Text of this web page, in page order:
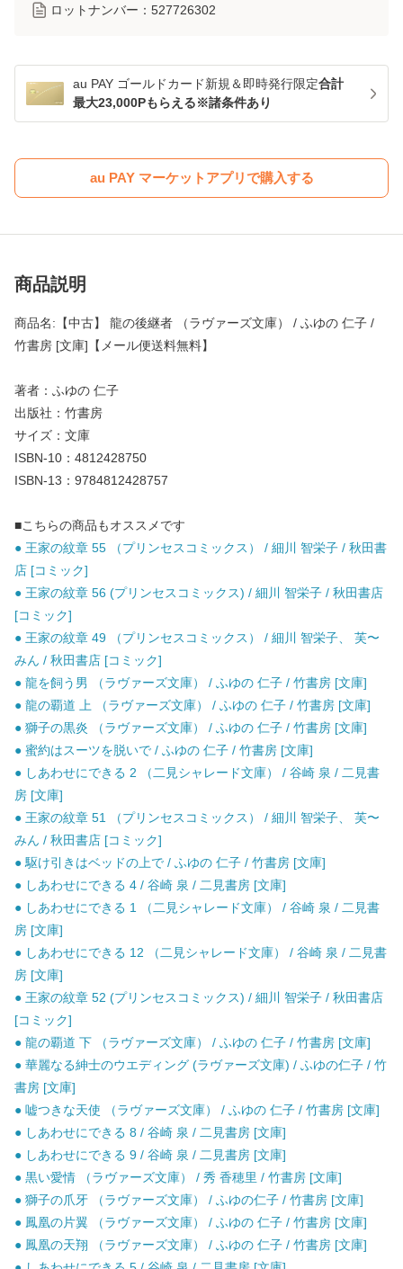
ロットナンバー： 527726302
au PAY ゴールドカード新規＆即時発行限定合計
最大23,000Pもらえる※諸条件あり
au PAY マーケットアプリで購入する
商品説明
商品名:【中古】 龍の後継者 （ラヴァーズ文庫） / ふゆの 仁子 /
竹書房 [文庫]【メール便送料無料】
著者：ふゆの 仁子
出版社：竹書房
サイズ：文庫
ISBN-10：4812428750
ISBN-13：9784812428757
■こちらの商品もオススメです
● 王家の紋章 55 （プリンセスコミックス） / 細川 智栄子 / 秋田書
店 [コミック]
● 王家の紋章 56 (プリンセスコミックス) / 細川 智栄子 / 秋田書店
[コミック]
● 王家の紋章 49 （プリンセスコミックス） / 細川 智栄子、 芙〜
みん / 秋田書店 [コミック]
● 龍を飼う男 （ラヴァーズ文庫） / ふゆの 仁子 / 竹書房 [文庫]
● 龍の覇道 上 （ラヴァーズ文庫） / ふゆの 仁子 / 竹書房 [文庫]
● 獅子の黒炎 （ラヴァーズ文庫） / ふゆの 仁子 / 竹書房 [文庫]
● 蜜約はスーツを脱いで / ふゆの 仁子 / 竹書房 [文庫]
● しあわせにできる 2 （二見シャレード文庫） / 谷崎 泉 / 二見書
房 [文庫]
● 王家の紋章 51 （プリンセスコミックス） / 細川 智栄子、 芙〜
みん / 秋田書店 [コミック]
● 駆け引きはベッドの上で / ふゆの 仁子 / 竹書房 [文庫]
● しあわせにできる 4 / 谷崎 泉 / 二見書房 [文庫]
● しあわせにできる 1 （二見シャレード文庫） / 谷崎 泉 / 二見書
房 [文庫]
● しあわせにできる 12 （二見シャレード文庫） / 谷崎 泉 / 二見書
房 [文庫]
● 王家の紋章 52 (プリンセスコミックス) / 細川 智栄子 / 秋田書店
[コミック]
● 龍の覇道 下 （ラヴァーズ文庫） / ふゆの 仁子 / 竹書房 [文庫]
● 華麗なる紳士のウエディング (ラヴァーズ文庫) / ふゆの仁子 / 竹
書房 [文庫]
● 嘘つきな天使 （ラヴァーズ文庫） / ふゆの 仁子 / 竹書房 [文庫]
● しあわせにできる 8 / 谷崎 泉 / 二見書房 [文庫]
● しあわせにできる 9 / 谷崎 泉 / 二見書房 [文庫]
● 黒い愛情 （ラヴァーズ文庫） / 秀 香穂里 / 竹書房 [文庫]
● 獅子の爪牙 （ラヴァーズ文庫） / ふゆの仁子 / 竹書房 [文庫]
● 鳳凰の片翼 （ラヴァーズ文庫） / ふゆの 仁子 / 竹書房 [文庫]
● 鳳凰の天翔 （ラヴァーズ文庫） / ふゆの 仁子 / 竹書房 [文庫]